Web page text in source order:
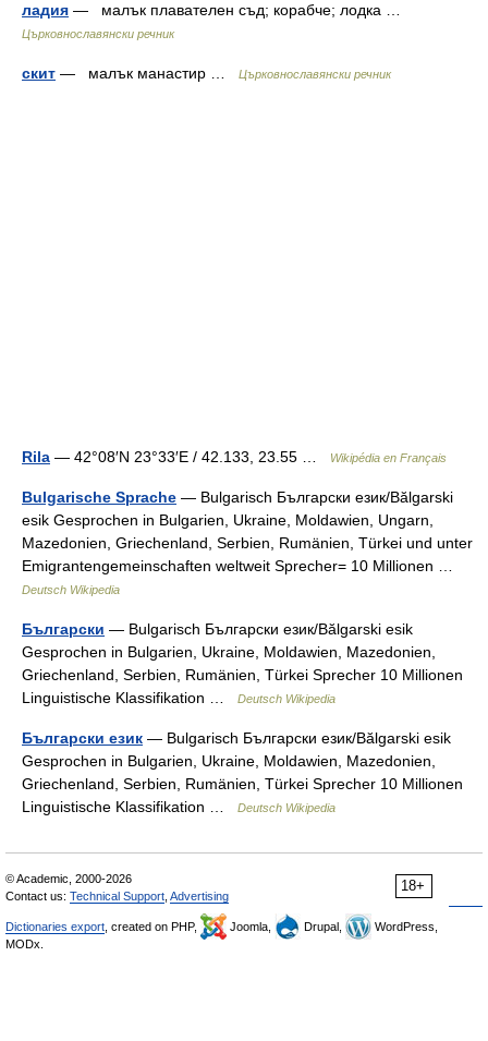
ладия — малък плавателен съд; корабче; лодка …
Църковнославянски речник
скит — малък манастир … Църковнославянски речник
Rila — 42°08′N 23°33′E / 42.133, 23.55 … Wikipédia en Français
Bulgarische Sprache — Bulgarisch Български език/Bălgarski
esik Gesprochen in Bulgarien, Ukraine, Moldawien, Ungarn,
Mazedonien, Griechenland, Serbien, Rumänien, Türkei und unter
Emigrantengemeinschaften weltweit Sprecher= 10 Millionen …
Deutsch Wikipedia
Български — Bulgarisch Български език/Bălgarski esik
Gesprochen in Bulgarien, Ukraine, Moldawien, Mazedonien,
Griechenland, Serbien, Rumänien, Türkei Sprecher 10 Millionen
Linguistische Klassifikation …
Deutsch Wikipedia
Български език — Bulgarisch Български език/Bălgarski esik
Gesprochen in Bulgarien, Ukraine, Moldawien, Mazedonien,
Griechenland, Serbien, Rumänien, Türkei Sprecher 10 Millionen
Linguistische Klassifikation …
Deutsch Wikipedia
18+
© Academic, 2000-2026
Contact us: Technical Support Advertising
Dictionaries export , created on PHP, Joomla, Drupal,
WordPress,
MODx.